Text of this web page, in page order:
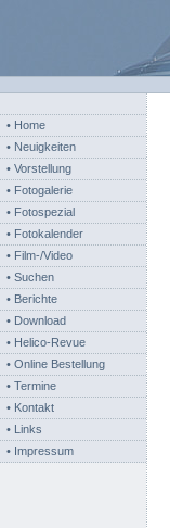
• Home
• Neuigkeiten
• Vorstellung
• Fotogalerie
• Fotospezial
• Fotokalender
• Film-/Video
• Suchen
• Berichte
• Download
• Helico-Revue
• Online Bestellung
• Termine
• Kontakt
• Links
• Impressum